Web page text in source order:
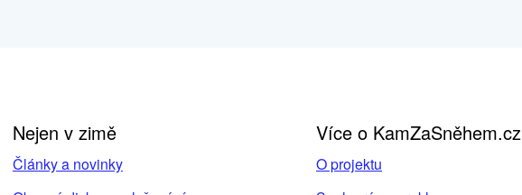
Nejen v zimě
Články a novinky
Více o KamZaSněhem.cz
O projektu